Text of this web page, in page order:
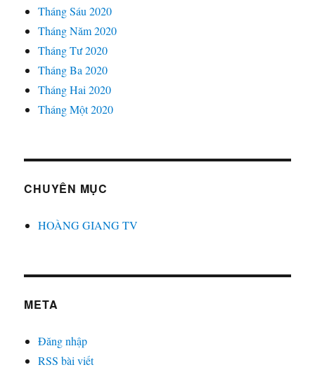
Tháng Sáu 2020
Tháng Năm 2020
Tháng Tư 2020
Tháng Ba 2020
Tháng Hai 2020
Tháng Một 2020
CHUYÊN MỤC
HOÀNG GIANG TV
META
Đăng nhập
RSS bài viết